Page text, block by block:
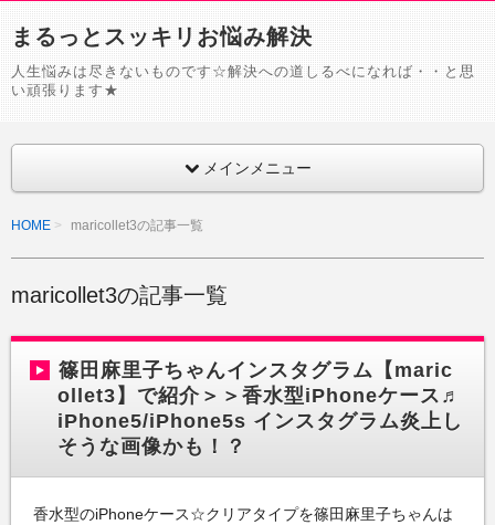
まるっとスッキリお悩み解決
人生悩みは尽きないものです☆解決への道しるべになれば・・と思
い頑張ります★
メインメニュー
HOME maricollet3の記事一覧
maricollet3の記事一覧
篠田麻里子ちゃんインスタグラム【maric
ollet3】で紹介＞＞香水型iPhoneケース♬
iPhone5/iPhone5s インスタグラム炎上し
そうな画像かも！？
香水型のiPhoneケース☆クリアタイプを篠田麻里子ちゃんは